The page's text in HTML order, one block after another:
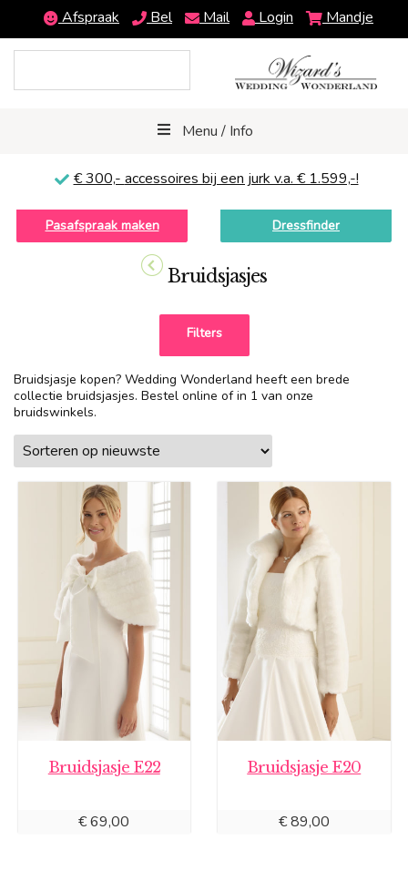
Afspraak Bel Mail Login Mandje
Menu / Info
€ 300,- accessoires bij een jurk v.a. € 1.599,-!
Pasafspraak maken Dressfinder
Bruidsjasjes
Filters
Bruidsjasje kopen? Wedding Wonderland heeft een brede
collectie bruidsjasjes. Bestel online of in 1 van onze
bruidswinkels.
Bruidsjasje E22
€69,00
Bruidsjasje E20
€89,00